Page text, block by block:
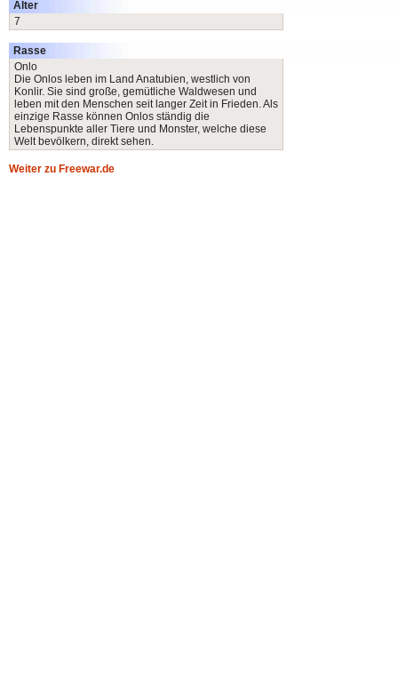
Alter
7
Rasse
Onlo
Die Onlos leben im Land Anatubien, westlich von
Konlir. Sie sind große, gemütliche Waldwesen und
leben mit den Menschen seit langer Zeit in Frieden. Als
einzige Rasse können Onlos ständig die
Lebenspunkte aller Tiere und Monster, welche diese
Welt bevölkern, direkt sehen.
Weiter zu Freewar.de